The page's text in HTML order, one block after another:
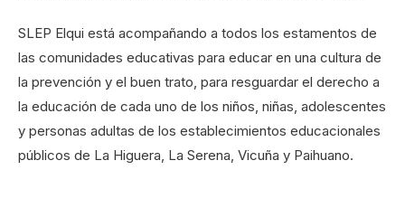
SLEP Elqui está acompañando a todos los estamentos de
las comunidades educativas para educar en una cultura de
la prevención y el buen trato, para resguardar el derecho a
la educación de cada uno de los niños, niñas, adolescentes
y personas adultas de los establecimientos educacionales
públicos de La Higuera, La Serena, Vicuña y Paihuano.